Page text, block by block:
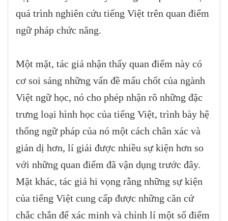
quá trình nghiên cứu tiếng Việt trên quan điểm
ngữ pháp chức năng.
Một mặt, tác giả nhận thấy quan điểm này có
cơ soi sáng những vấn đề mấu chốt của ngành
Việt ngữ học, nó cho phép nhận rõ những đặc
trưng loại hình học của tiếng Việt, trình bày hệ
thống ngữ pháp của nó một cách chân xác và
giản dị hơn, lí giải được nhiều sự kiện hơn so
với những quan điểm đã vận dụng trước đây.
Mặt khác, tác giả hi vọng rằng những sự kiện
của tiếng Việt cung cấp được những căn cứ
chắc chắn để xác minh và chỉnh lí một số điểm